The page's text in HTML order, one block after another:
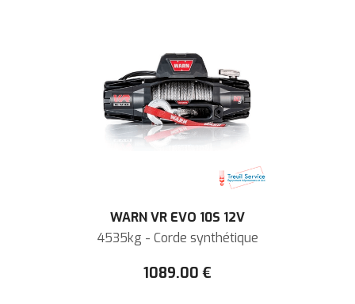
WARN VR EVO 10S 12V
4535kg - Corde synthétique
1089.00 €